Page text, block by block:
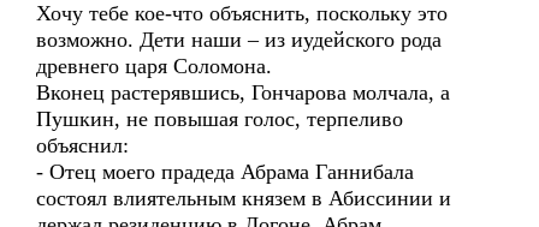
Хочу тебе кое-что объяснить, поскольку это
возможно. Дети наши – из иудейского рода
древнего царя Соломона.
Вконец растерявшись, Гончарова молчала, а
Пушкин, не повышая голос, терпеливо
объяснил:
- Отец моего прадеда Абрама Ганнибала
состоял влиятельным князем в Абиссинии и